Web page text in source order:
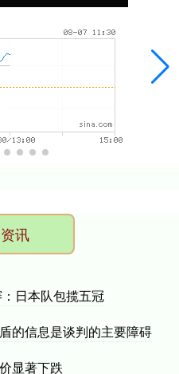
讯
日本队包揽五冠
的信息是谈判的主要障碍
显著下跌